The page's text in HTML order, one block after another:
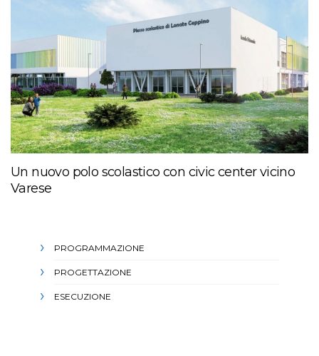
Un nuovo polo scolastico con civic center vicino
Varese
PROGRAMMAZIONE
PROGETTAZIONE
ESECUZIONE